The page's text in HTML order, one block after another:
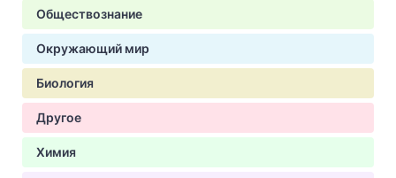
Обществознание
Окружающий мир
Биология
Другое
Химия